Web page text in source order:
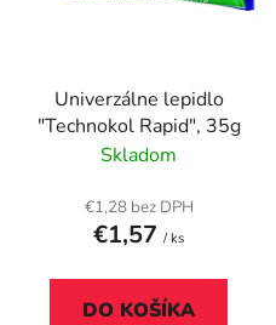
Univerzálne lepidlo
"Technokol Rapid", 35g
Skladom
€1,28 bez DPH
€1,57 / ks
DO KOŠÍKA